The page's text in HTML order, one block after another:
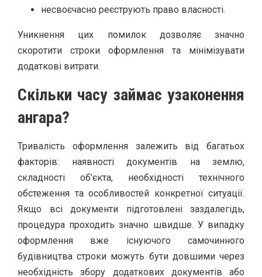
несвоєчасно реєструють право власності.
Уникнення цих помилок дозволяє значно
скоротити строки оформлення та мінімізувати
додаткові витрати.
Скільки часу займає узаконення
ангара?
Тривалість оформлення залежить від багатьох
факторів: наявності документів на землю,
складності об’єкта, необхідності технічного
обстеження та особливостей конкретної ситуації.
Якщо всі документи підготовлені заздалегідь,
процедура проходить значно швидше. У випадку
оформлення вже існуючого самочинного
будівництва строки можуть бути довшими через
необхідність збору додаткових документів або